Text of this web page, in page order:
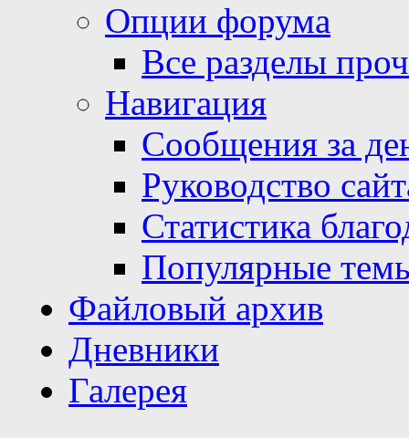
Опции форума
Все разделы
Навигация
Сообщения за
Руководство
Статистика
Популярные
Файловый архив
Дневники
Галерея